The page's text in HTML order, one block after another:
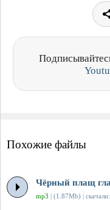
Похожие файлы
Чёрный плащ
mp3 | (1.87Mb) |